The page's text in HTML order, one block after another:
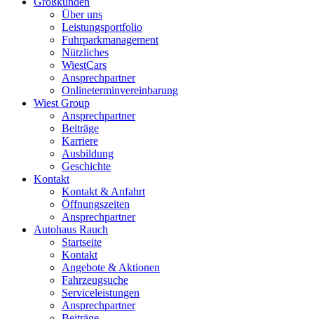
Über uns
Leistungsportfolio
Fuhrparkmanagement
Nützliches
WiestCars
Ansprechpartner
Onlineterminvereinbarung
Wiest Group
Ansprechpartner
Beiträge
Karriere
Ausbildung
Geschichte
Kontakt
Kontakt & Anfahrt
Öffnungszeiten
Ansprechpartner
Autohaus Rauch
Startseite
Kontakt
Angebote & Aktionen
Fahrzeugsuche
Serviceleistungen
Ansprechpartner